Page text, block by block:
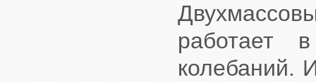
работает
колебаний.